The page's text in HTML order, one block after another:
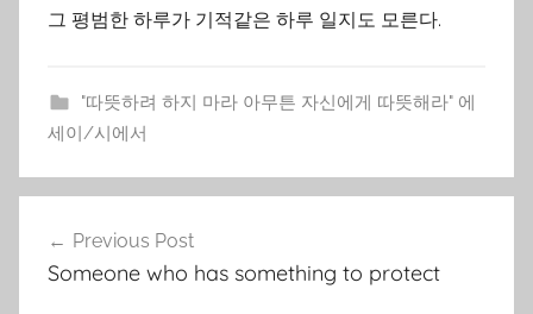
o
그 평범한 하루가 기적같은 하루 일지도 모른다.
"따뜻하려 하지 마라 아무튼 자신에게 따뜻해라" 에
세이/시에서
navigation
Previous Post
Someone who has something to protect